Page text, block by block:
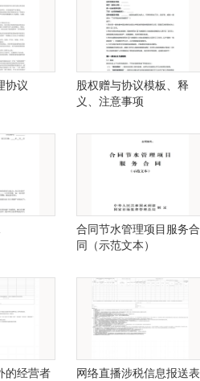
协议
股权赠与协议模板、释
义、注意事项
合同节水管理项目服务合
同（示范文本）
的经营者 网络直播涉税信息报送表